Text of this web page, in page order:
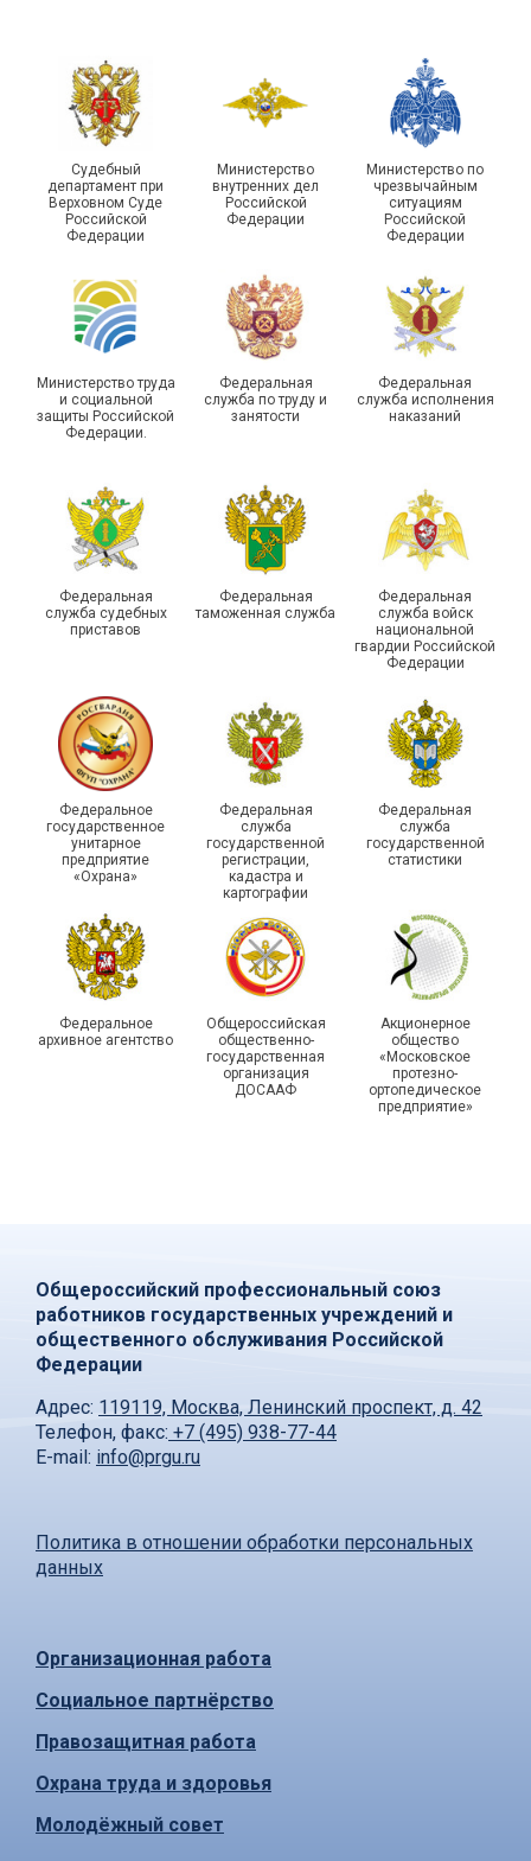
профсоюзных
организаций ГУФСИН
России по Пермскому
туристическом слете
215-й юбилей
государственной
Республике Саха (Якутия)
Храбрым детям – добрые
подарки
Адыгейской организации
Профсоюза подвел итоги
работы и наметил новые
векторы развития
Члены Новосибирской
организации Профсоюза
приняли участие в
молодежном форуме
«Профсоюзная миссия –
2026»
Выпускники школы
молодого профлидера в
Самаре получили
дипломы
Судебный
департамент при
Верховном Суде
Российской
Федерации
Министерство
внутренних дел
Российской
Федерации
Министерство по
чрезвычайным
ситуациям
Российской
Федерации
Министерство труда
и социальной
защиты Российской
Федерации.
Федеральная
служба по труду и
занятости
Федеральная
служба исполнения
наказаний
Федеральная
служба судебных
приставов
Федеральная
таможенная служба
Федеральная
служба войск
национальной
гвардии Российской
Федерации
Федеральное
государственное
унитарное
предприятие
«Охрана»
Федеральная
служба
государственной
регистрации,
кадастра и
картографии
Федеральная
служба
государственной
статистики
Федеральное
архивное агентство
Общероссийская
общественно-
государственная
организация
ДОСААФ
Акционерное
общество
«Московское
протезно-
ортопедическое
предприятие»
Общероссийский профессиональный союз
работников государственных учреждений и
общественного обслуживания Российской
Федерации
Адрес: 119119, Москва, Ленинский проспект, д. 42
Телефон, факс: +7 (495) 938-77-44
E-mail: info@prgu.ru
Политика в отношении обработки персональных
данных
Организационная работа
Социальное партнёрство
Правозащитная работа
Охрана труда и здоровья
Молодёжный совет